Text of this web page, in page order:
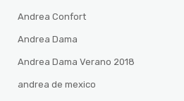
Andrea Confort
Andrea Dama
Andrea Dama Verano 2018
andrea de mexico